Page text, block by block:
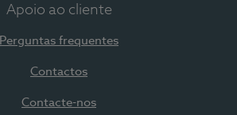
Apoio ao cliente
Perguntas frequentes
Contactos
Contacte-nos